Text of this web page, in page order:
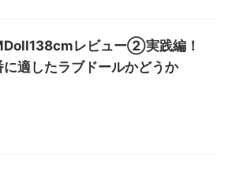
レビュー②実践編！
に適したラブドールかどうか